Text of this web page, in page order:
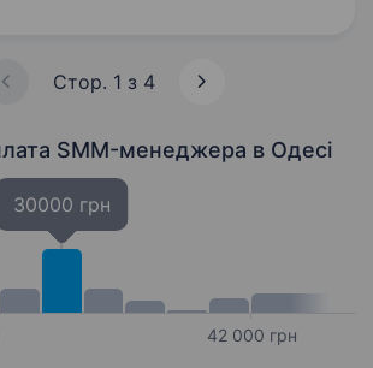
Стор. 1 з 4
SMM-менеджера в Одесі
30000 грн
42 000 грн